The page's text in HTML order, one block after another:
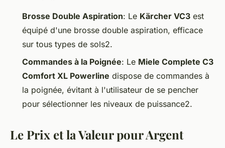
Brosse Double Aspiration: Le Kärcher VC3 est
équipé d'une brosse double aspiration, efficace
sur tous types de sols2.
Commandes à la Poignée: Le Miele Complete C3
Comfort XL Powerline dispose de commandes à
la poignée, évitant à l'utilisateur de se pencher
pour sélectionner les niveaux de puissance2.
Le Prix et la Valeur pour Argent